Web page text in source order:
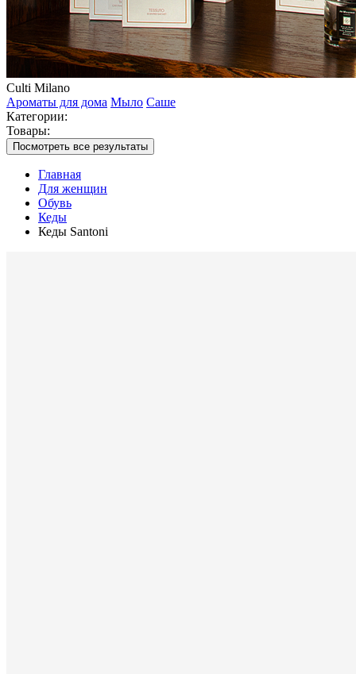
Culti Milano
Ароматы для дома Мыло Саше
Категории:
Товары:
Посмотреть все результаты
Главная
Для женщин
Обувь
Кеды
Кеды Santoni